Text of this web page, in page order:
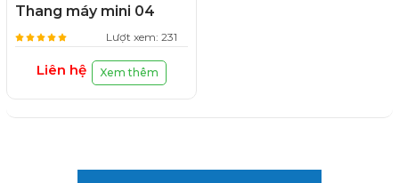
Thang máy mini 04
Lượt xem: 231
Liên hệ Xem thêm